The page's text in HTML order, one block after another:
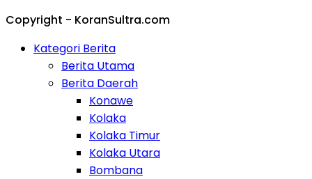
Copyright - KoranSultra.com
Kategori Berita
Berita Utama
Berita Daerah
Konawe
Kolaka
Kolaka Timur
Kolaka Utara
Bombana